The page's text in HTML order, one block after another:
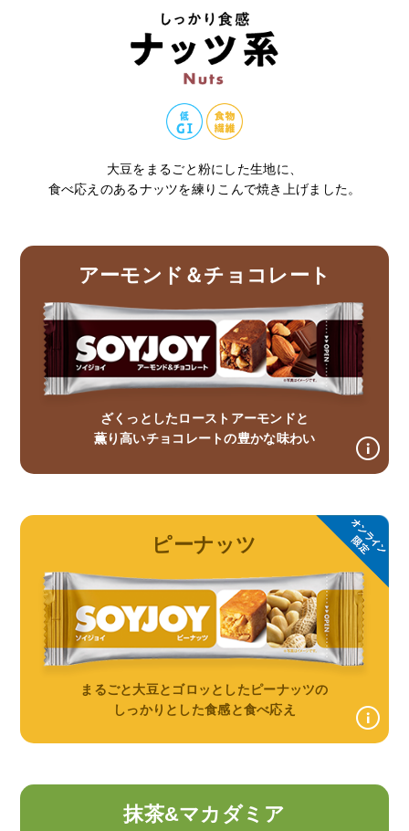
大豆をまるごと粉にした生地に、
食べ応えのあるナッツを練りこんで焼き上げました。
アーモンド＆チョコレート
ざくっとしたローストアーモンドと
薫り高いチョコレートの豊かな味わい
ピーナッツ
まるごと大豆とゴロッとしたピーナッツの
しっかりとした食感と食べ応え
抹茶&マカダミア